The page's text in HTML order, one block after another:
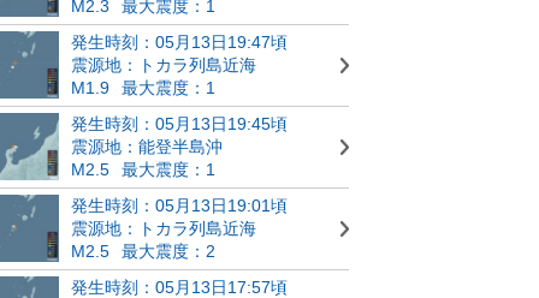
M2.3
最大震度：1
発生時刻：05月13日19:47頃
震源地：トカラ列島近海
M1.9
最大震度：1
発生時刻：05月13日19:45頃
震源地：能登半島沖
M2.5
最大震度：1
発生時刻：05月13日19:01頃
震源地：トカラ列島近海
M2.5
最大震度：2
発生時刻：05月13日17:57頃